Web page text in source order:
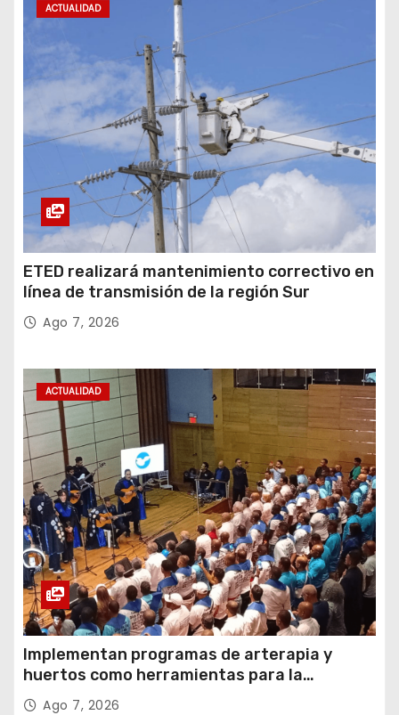
ACTUALIDAD
ETED realizará mantenimiento correctivo en
línea de transmisión de la región Sur
Ago 7, 2026
ACTUALIDAD
Implementan programas de arterapia y
huertos como herramientas para la
recuperación y la inclusión social
Ago 7, 2026